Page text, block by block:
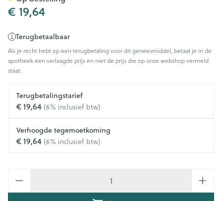
€ 19,64
Terugbetaalbaar
Als je recht hebt op een terugbetaling voor dit geneesmiddel, betaal je in de
apotheek een verlaagde prijs en niet de prijs die op onze webshop vermeld
staat.
Terugbetalingstarief
€ 19,64 (6% inclusief btw)
Verhoogde tegemoetkoming
€ 19,64 (6% inclusief btw)